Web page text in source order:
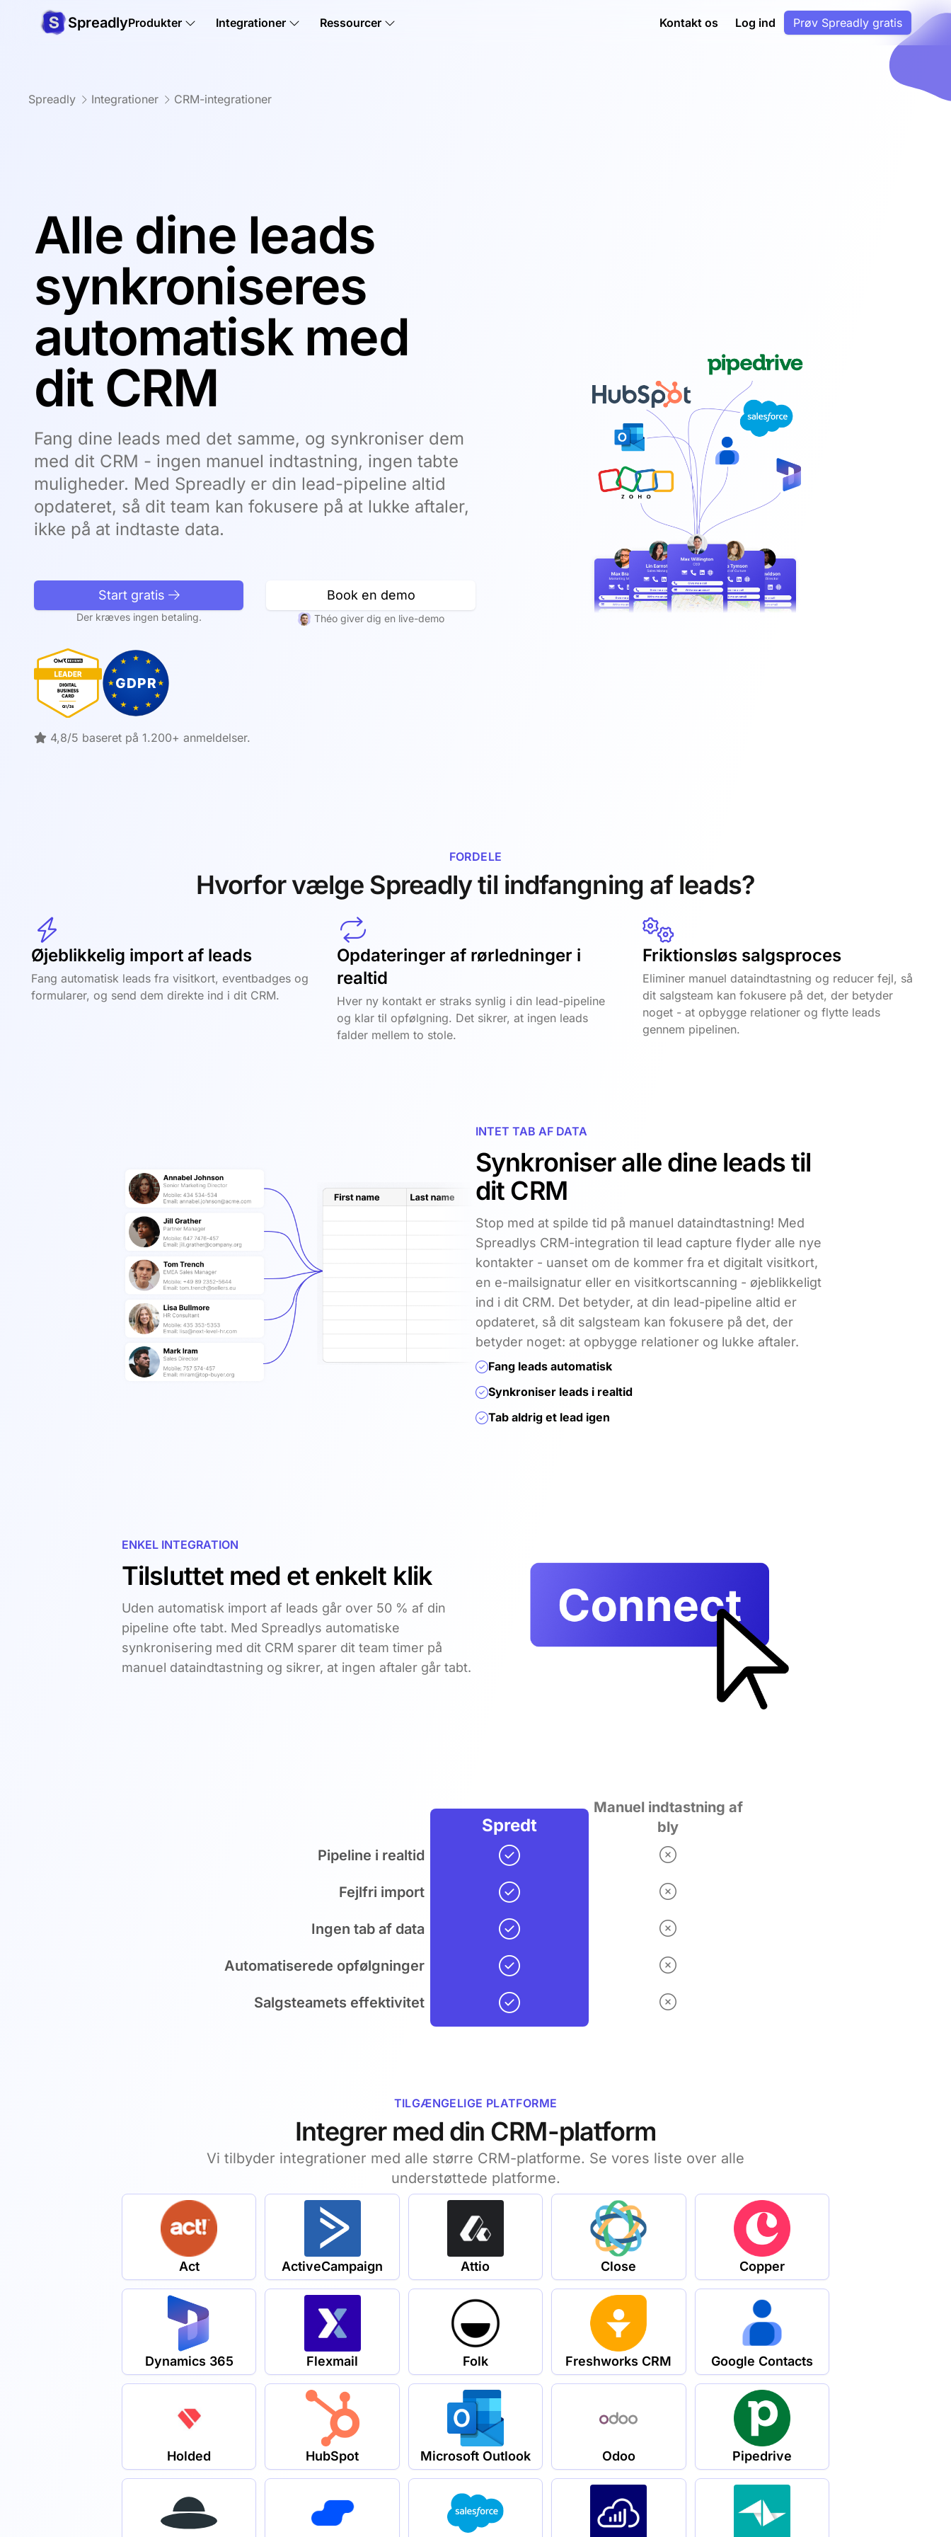
SpreadlyProdukter Integrationer Ressourcer Kontakt os Log ind Prøv Spreadly gratis
Spreadly Integrationer CRM-integrationer
Alle dine leads
synkroniseres
automatisk med
dit CRM
Fang dine leads med det samme, og synkroniser dem
med dit CRM - ingen manuel indtastning, ingen tabte
muligheder. Med Spreadly er din lead-pipeline altid
opdateret, så dit team kan fokusere på at lukke aftaler,
ikke på at indtaste data.
Start gratis
Der kræves ingen betaling.
Book en demo
Théo giver dig en live-demo
4,8/5 baseret på 1.200+ anmeldelser.
FORDELE
Hvorfor vælge Spreadly til indfangning af leads?
Øjeblikkelig import af leads
Fang automatisk leads fra visitkort, eventbadges og
formularer, og send dem direkte ind i dit CRM.
Opdateringer af rørledninger i
realtid
Hver ny kontakt er straks synlig i din lead-pipeline
og klar til opfølgning. Det sikrer, at ingen leads
falder mellem to stole.
Friktionsløs salgsproces
Eliminer manuel dataindtastning og reducer fejl, så
dit salgsteam kan fokusere på det, der betyder
noget - at opbygge relationer og flytte leads
gennem pipelinen.
INTET TAB AF DATA
Synkroniser alle dine leads til
dit CRM
Stop med at spilde tid på manuel dataindtastning! Med
Spreadlys CRM-integration til lead capture flyder alle nye
kontakter - uanset om de kommer fra et digitalt visitkort,
en e-mailsignatur eller en visitkortscanning - øjeblikkeligt
ind i dit CRM. Det betyder, at din lead-pipeline altid er
opdateret, så dit salgsteam kan fokusere på det, der
betyder noget: at opbygge relationer og lukke aftaler.
Fang leads automatisk
Synkroniser leads i realtid
Tab aldrig et lead igen
ENKEL INTEGRATION
Tilsluttet med et enkelt klik
Uden automatisk import af leads går over 50 % af din
pipeline ofte tabt. Med Spreadlys automatiske
synkronisering med dit CRM sparer dit team timer på
manuel dataindtastning og sikrer, at ingen aftaler går tabt.
Spredt
Manuel indtastning af
bly
Pipeline i realtid
Fejlfri import
Ingen tab af data
Automatiserede opfølgninger
Salgsteamets effektivitet
TILGÆNGELIGE PLATFORME
Integrer med din CRM-platform
Vi tilbyder integrationer med alle større CRM-platforme. Se vores liste over alle
understøttede platforme.
Act ActiveCampaign Attio Close Copper
Dynamics 365 Flexmail Folk Freshworks CRM Google Contacts
Holded HubSpot Microsoft Outlook Odoo Pipedrive